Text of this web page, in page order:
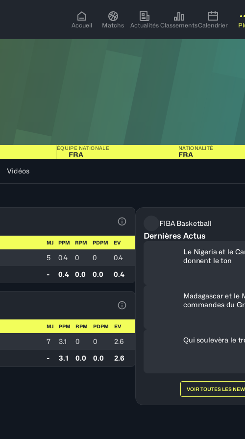
Accueil Matchs Actualités ClassementsCalendrier
ÉQUIPE NATIONALE
FRA
NATIONALITÉ
FRA
Vidéos
Voir la Légende du Tableau
MJ PPM RPM PDPM EV
5 0.4 0 0
0.4
- 0.4 0.0 0.0 0.4
MJ PPM RPM PDPM EV
7 3.1 0 0
2.6
- 3.1 0.0 0.0 2.6
FIBA Basketball
Dernières Actus
Le Nigeria et le
donnent le ton
Madagascar et le
commandes du
Qui soulevèra le
VOIR TOUTES LES